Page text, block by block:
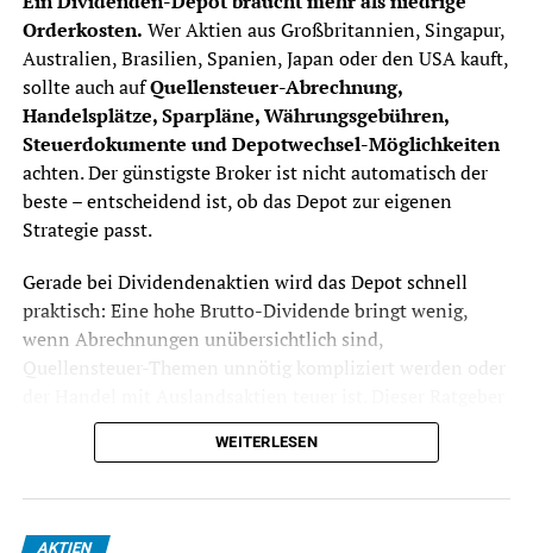
Orderkosten. Wer Aktien aus Großbritannien, Singapur,
Australien, Brasilien, Spanien, Japan oder den USA kauft,
sollte auch aufQuellensteuer-Abrechnung,
Handelsplätze, Sparpläne, Währungsgebühren,
Steuerdokumente und Depotwechsel-Möglichkeiten
achten. Der günstigste Broker ist nicht automatisch der
beste – entscheidend ist, ob das Depot zur eigenen
Strategie passt.
Gerade bei Dividendenaktien wird das Depot schnell
praktisch: Eine hohe Brutto-Dividende bringt wenig,
wenn Abrechnungen unübersichtlich sind,
Quellensteuer-Themen unnötig kompliziert werden oder
zeigt, worauf Anleger achten sollten, bevor sie ein
Dividenden-Depot eröffnen oder ihr bestehendes Depot
Stand: Juli 2026.
WEITERLESEN
AKTIEN